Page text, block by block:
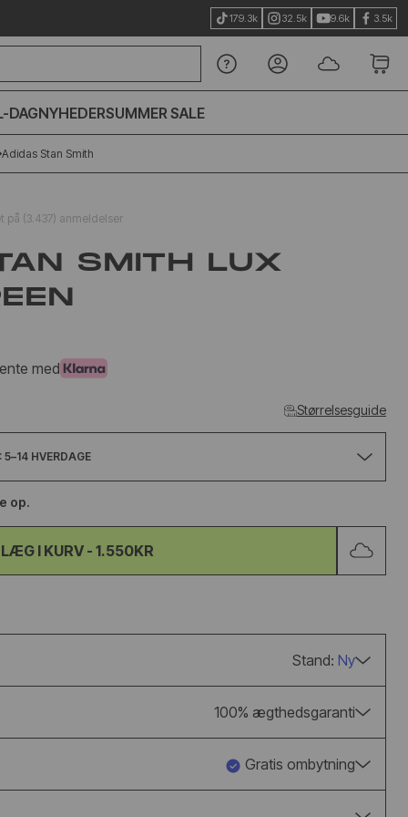
179.3k 32.5k 9.6k 3.5k
DAGNYHEDERSUMMER SALE
ULTRA MINI BOOT
CHESTNUT
LUX BLACK
Adidas Stan Smith
på (3.437) anmeldelser
SMITH LUX
med
Størrelsesguide
5–14 HVERDAGE
op.
LÆG I KURV - 1.550KR
Stand: Ny
100% ægthedsgaranti
Gratis ombytning